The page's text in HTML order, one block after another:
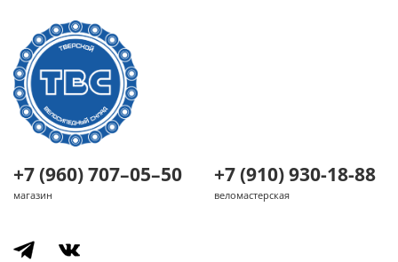
+7 (960) 707–05–50
магазин
+7 (910) 930-18-88
веломастерская